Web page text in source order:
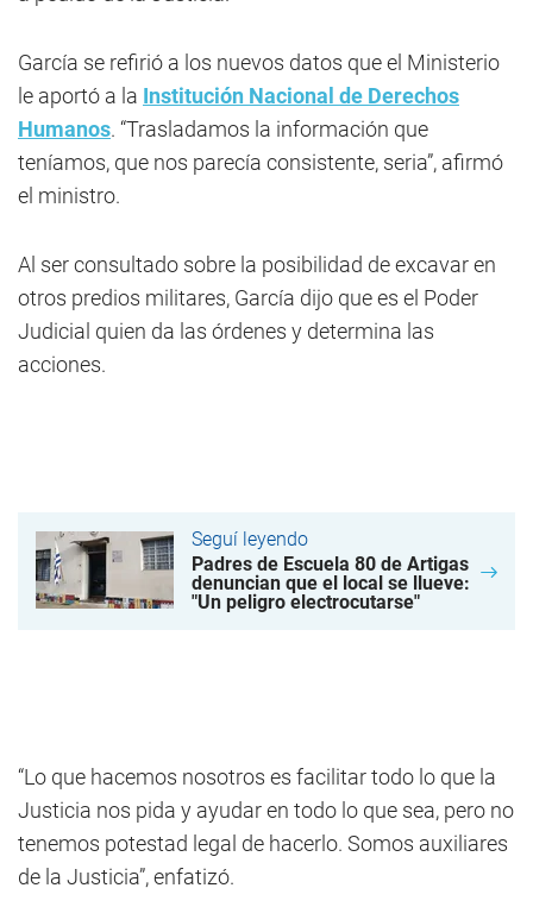
García se refirió a los nuevos datos que el Ministerio
le aportó a la Institución Nacional de Derechos
Humanos. “Trasladamos la información que
teníamos, que nos parecía consistente, seria”, afirmó
el ministro.
Al ser consultado sobre la posibilidad de excavar en
otros predios militares, García dijo que es el Poder
Judicial quien da las órdenes y determina las
acciones.
Seguí leyendo
Padres de Escuela 80 de Artigas
denuncian que el local se llueve:
"Un peligro electrocutarse"
“Lo que hacemos nosotros es facilitar todo lo que la
Justicia nos pida y ayudar en todo lo que sea, pero no
tenemos potestad legal de hacerlo. Somos auxiliares
de la Justicia”, enfatizó.